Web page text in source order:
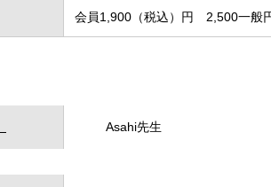
会員1,900（税込）円 2,500一
Asahi先生